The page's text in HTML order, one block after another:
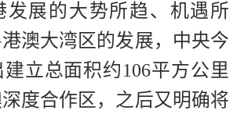
发展的大势所趋、机遇所
澳大湾区的发展，中央今
立总面积约106平方公里
度合作区，之后又明确将